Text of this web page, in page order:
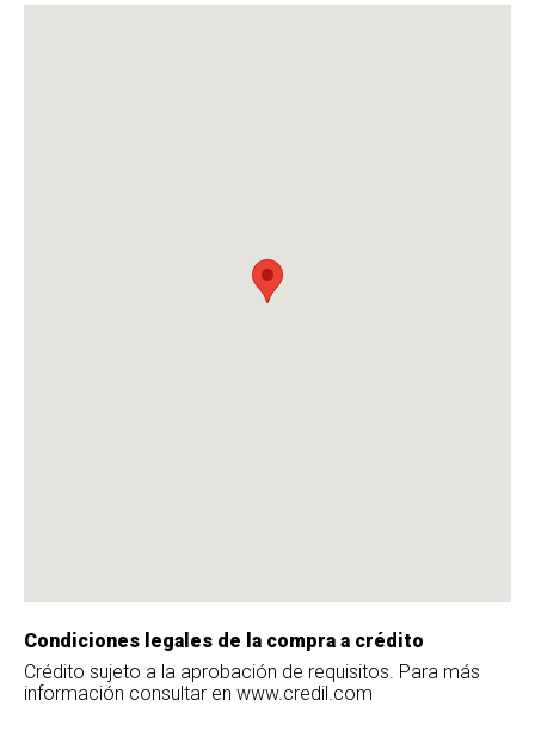
Condiciones legales de la compra a crédito
Crédito sujeto a la aprobación de requisitos. Para más
información consultar en www.credil.com